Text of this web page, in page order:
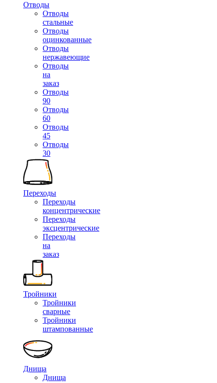
Отводы
Отводы
стальные
Отводы
оцинкованные
Отводы
нержавеющие
Отводы
на
заказ
Отводы
90
Отводы
60
Отводы
45
Отводы
30
Переходы
Переходы
концентрические
Переходы
эксцентрические
Переходы
на
заказ
Тройники
Тройники
сварные
Тройники
штампованные
Днища
Днища